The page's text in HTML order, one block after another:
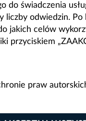
świadczenia
liczby odwiedzin.
jakich celów
praw